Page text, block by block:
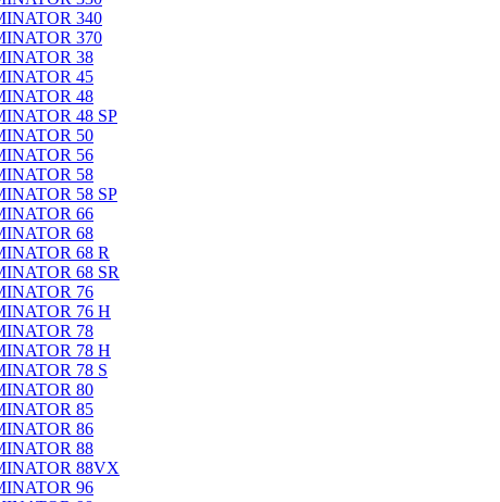
340
370
38
45
48
48 SP
50
56
58
58 SP
66
68
68 R
68 SR
76
76 H
78
78 H
78 S
80
85
86
88
88VX
96